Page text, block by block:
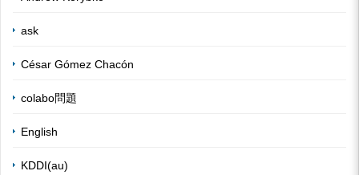
ask
César Gómez Chacón
colabo問題
English
KDDI(au)